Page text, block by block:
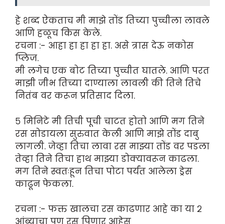
हे शब्द ऐकताच मी माझे तोंड तिच्या पुच्चीला लावले
आणि हळूच किस केले.
रचना :- आहा हा हा हा हा. असे त्रास देऊ नकोस
प्लिज.
मी लगेच एक बोट तिच्या पुच्चीत घातले. आणि परत
माझी जीभ तिच्या दाण्याला लावली की तिने तिचे
नितंब वर करून प्रतिसाद दिला.
५ मिनिटे मी तिची पूची चाटत होतो आणि मग तिने
रस सोडायला सुरुवात केली आणि माझे तोंड दाबु
लागली. जेव्हा तिचा लावा रस माझ्या तोंड वर पडला
तेव्हा तिने तिचा हाथ माझ्या डोक्यावरून काढला.
मग तिने स्वतःहून तिचा पोटा पर्यंत आलेला ड्रेस
काढून फेकला.
रचना :- फक्त खालचा रस काढणार आहे का या २
आंब्याचा पण रस पिणार आहेस